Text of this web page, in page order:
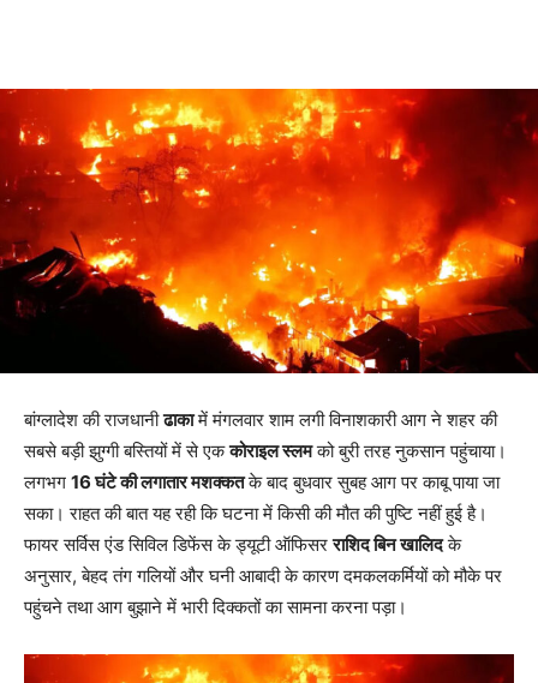
बांग्लादेश की राजधानीढाकामें मंगलवार शाम लगी विनाशकारी आग ने शहर की
सबसे बड़ी झुग्गी बस्तियों में से एककोराइल स्लमको बुरी तरह नुकसान पहुंचाया।
लगभग 16 घंटे की लगातार मशक्कतके बाद बुधवार सुबह आग पर काबू पाया जा
सका। राहत की बात यह रही कि घटना में किसी की मौत की पुष्टि नहीं हुई है।
फायर सर्विस एंड सिविल डिफेंस के ड्यूटी ऑफिसरराशिद बिन खालिदके
अनुसार, बेहद तंग गलियों और घनी आबादी के कारण दमकलकर्मियों को मौके पर
पहुंचने तथा आग बुझाने में भारी दिक्कतों का सामना करना पड़ा।